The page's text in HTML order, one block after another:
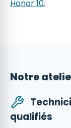
Honor 10.
Notre
qualifiés